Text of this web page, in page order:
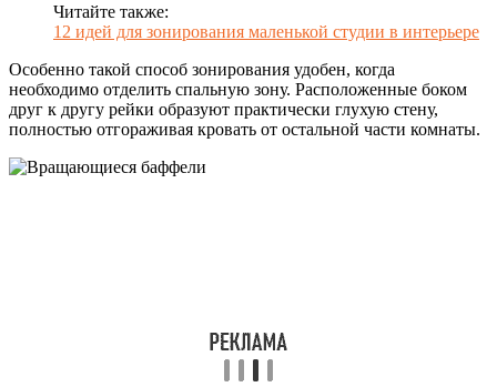
Читайте также:
12 идей для зонирования маленькой студии в интерьере
Особенно такой способ зонирования удобен, когда
необходимо отделить спальную зону. Расположенные боком
друг к другу рейки образуют практически глухую стену,
полностью отгораживая кровать от остальной части комнаты.